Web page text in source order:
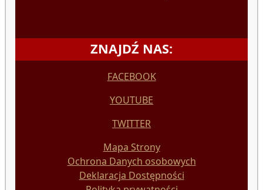
ZNAJDŹ NAS:
FACEBOOK
YOUTUBE
TWITTER
Mapa Strony
Ochrona Danych osobowych
Deklaracja Dostępności